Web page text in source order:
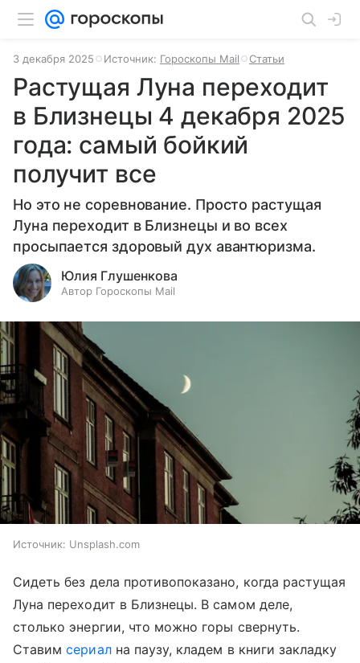
3 декабря 2025 Источник: Гороскопы Mail Статьи
Растущая Луна переходит
в Близнецы 4 декабря 2025
года: самый бойкий
получит все
Но это не соревнование. Просто растущая
Луна переходит в Близнецы и во всех
просыпается здоровый дух авантюризма.
Юлия Глушенкова
Автор Гороскопы Mail
Источник: Unsplash.com
Сидеть без дела противопоказано, когда растущая
Луна переходит в Близнецы. В самом деле,
столько энергии, что можно горы свернуть.
Ставимсериална паузу, кладем в книги закладку